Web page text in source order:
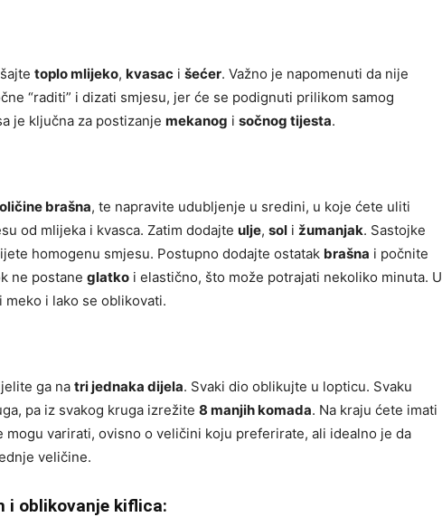
toplo mlijeko, kvasac i šećer. Važno je napomenuti da nije
“raditi” i dizati smjesu, jer će se podignuti prilikom samog
je ključna za postizanje mekanog i sočnog tijesta.
brašna, te napravite udubljenje u sredini, u koje ćete uliti
od mlijeka i kvasca. Zatim dodajte ulje, sol i žumanjak. Sastojke
homogenu smjesu. Postupno dodajte ostatak brašna i počnite
ne postane glatko i elastično, što može potrajati nekoliko minuta. U
i lako se oblikovati.
ga na tri jednaka dijela. Svaki dio oblikujte u lopticu. Svaku
pa iz svakog kruga izrežite 8 manjih komada. Na kraju ćete imati
mogu varirati, ovisno o veličini koju preferirate, ali idealno je da
veličine.
i oblikovanje kiflica: